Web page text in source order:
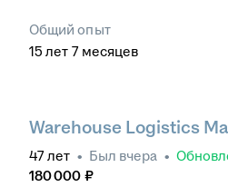
Общий опыт
15 лет 7 месяцев
Warehouse Logistics
47лет • Был вчера •
180 000 ₽